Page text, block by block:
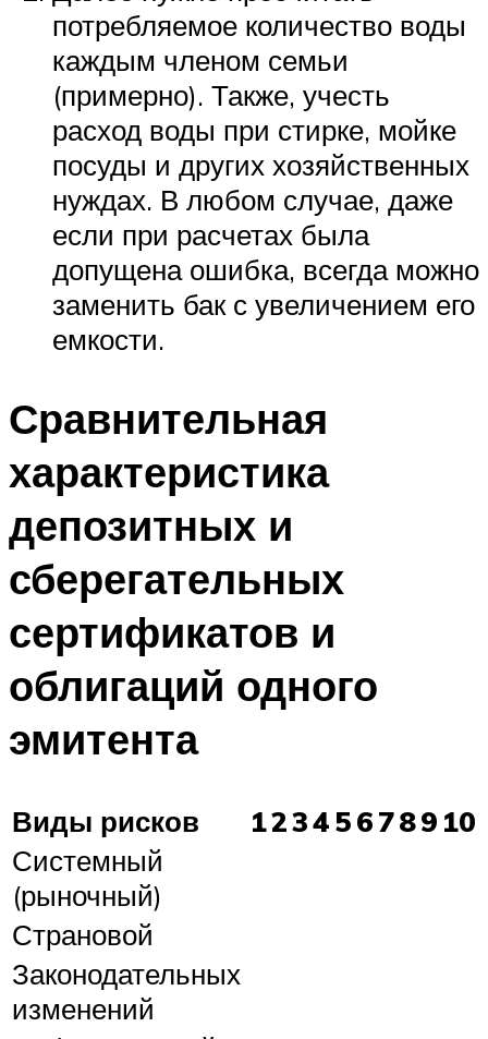
потребляемое количество воды
каждым членом семьи
(примерно). Также, учесть
расход воды при стирке, мойке
посуды и других хозяйственных
нуждах. В любом случае, даже
если при расчетах была
допущена ошибка, всегда можно
заменить бак с увеличением его
емкости.
Сравнительная
характеристика
депозитных и
сберегательных
сертификатов и
облигаций одного
эмитента
Виды рисков 123456789 10
Системный
(рыночный)
Страновой
Законодательных
изменений